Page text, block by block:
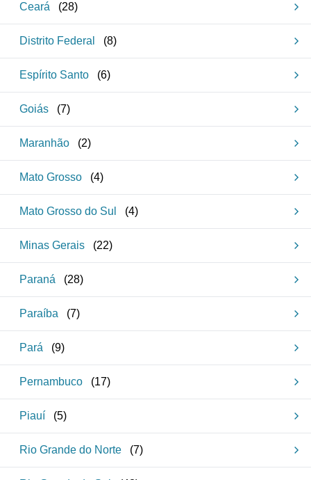
Ceará (28)
Distrito Federal (8)
Espírito Santo (6)
Goiás (7)
Maranhão (2)
Mato Grosso (4)
Mato Grosso do Sul (4)
Minas Gerais (22)
Paraná (28)
Paraíba (7)
Pará (9)
Pernambuco (17)
Piauí (5)
Rio Grande do Norte (7)